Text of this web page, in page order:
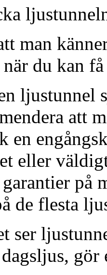
man
du kan
ljustunnel
att
en
eller
på
de flesta
ser